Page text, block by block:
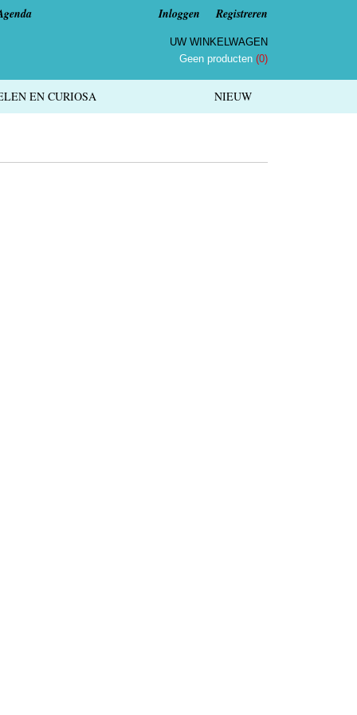
Inloggen Registreren
UW WINKELWAGEN
Geen producten (0)
NIEUW
EN CURIOSA